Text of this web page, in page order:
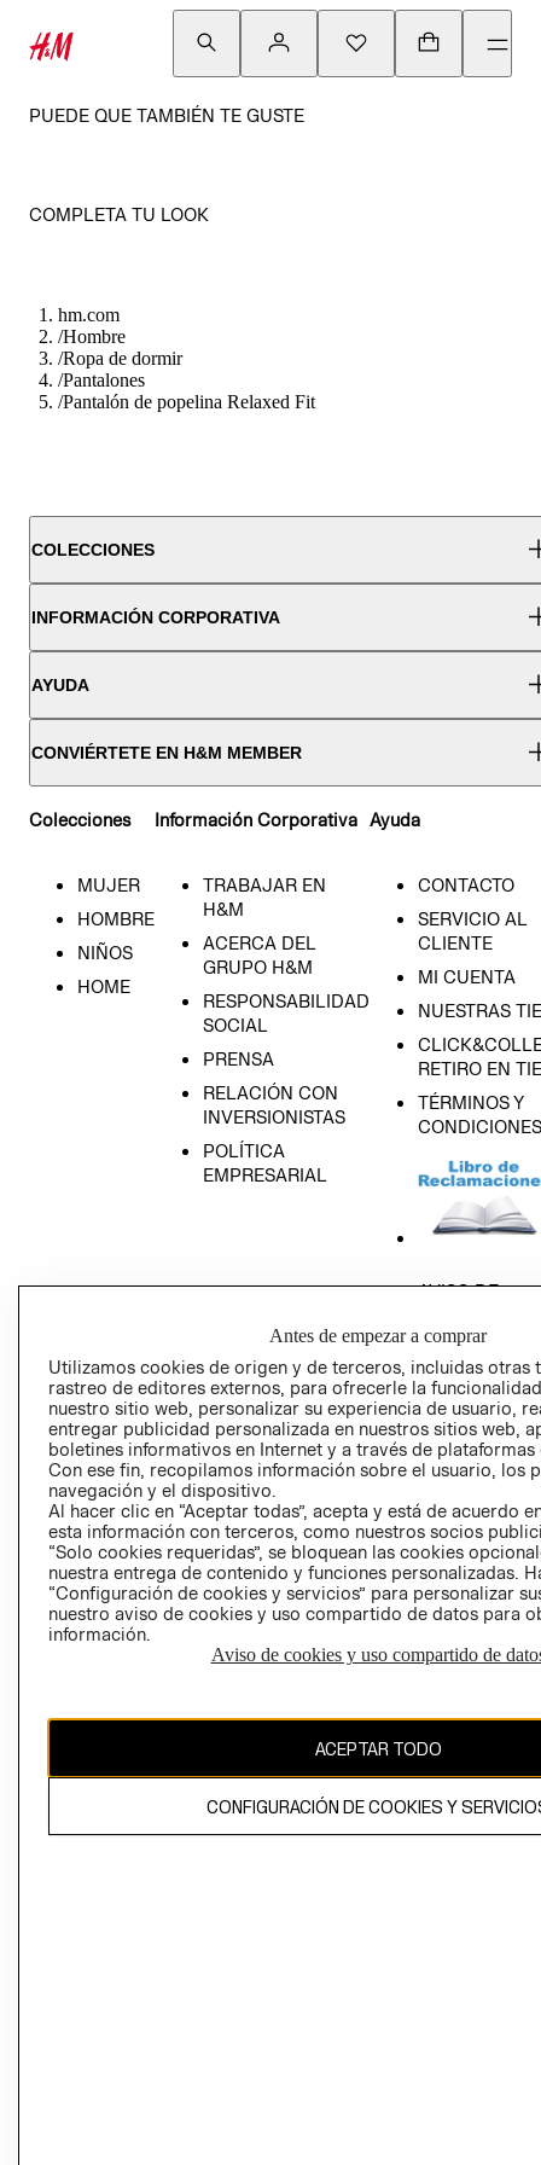
PUEDE QUE TAMBIÉN TE GUSTE
COMPLETA TU LOOK
hm.com
/Hombre
/Ropa de dormir
/Pantalones
/Pantalón de popelina Relaxed Fit
COLECCIONES
INFORMACIÓN CORPORATIVA
AYUDA
CONVIÉRTETE EN H&M MEMBER
Colecciones
MUJER
HOMBRE
NIÑOS
HOME
Información Corporativa
TRABAJAR EN
H&M
ACERCA DEL
GRUPO H&M
RESPONSABILIDAD
SOCIAL
PRENSA
RELACIÓN CON
INVERSIONISTAS
POLÍTICA
EMPRESARIAL
Ayuda
CONTACTO
SERVICIO AL
CLIENTE
MI CUENTA
NUESTRAS
RETIRO EN
TÉRMINOS Y
CONDICIONES
AVISO DE
GIFT CARD
AVISO DE
Perú (S/)
CAMBIAR REGIÓN
propiedad de H&M Hennes & Mauritz AB
Antes de empezar a comprar
Utilizamos cookies de origen y de terceros, incluidas otras
rastreo de editores externos, para ofrecerle la
nuestro sitio web, personalizar su experiencia de usuario,
entregar publicidad personalizada en nuestros sitios web,
boletines informativos en Internet y a través de plataformas
Con ese fin, recopilamos información sobre el usuario, los
navegación y el dispositivo.
Al hacer clic en “Aceptar todas”, acepta y está de acuerdo
esta información con terceros, como nuestros socios
“Solo cookies requeridas”, se bloquean las cookies
nuestra entrega de contenido y funciones personalizadas.
“Configuración de cookies y servicios” para personalizar
nuestro aviso de cookies y uso compartido de datos para
información.
Aviso de cookies y uso compartido de
ACEPTAR TODO
CONFIGURACIÓN DE COOKIES Y